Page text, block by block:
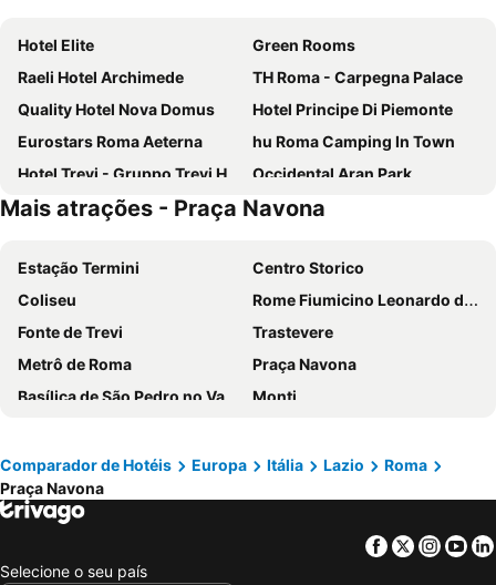
Hotel Elite
Green Rooms
Raeli Hotel Archimede
TH Roma - Carpegna Palace
Quality Hotel Nova Domus
Hotel Principe Di Piemonte
Eurostars Roma Aeterna
hu Roma Camping In Town
Hotel Trevi - Gruppo Trevi Hotels
Occidental Aran Park
Hotel Gioberti
Excel Roma Montemario
Exe International Palace
Raeli Hotel Regio
Hotel Roma Tor Vergata
Trilussa Palace Hotel Congress & Spa
Hotel Mosaic Central Rome
Roma Palace Suite
H10 Roma Città
Hotel Taormina
Occidental Aurelia
Hotel Villa Rosa
Hotel Caravel
Moderno Hotel Roma
Hotel Giglio Dell'Opera
Hotel Accademia
Hotel Napoleon
Mais atrações - Praça Navona
Estação Termini
Centro Storico
Coliseu
Rome Fiumicino Leonardo da Vinci International Airport
Fonte de Trevi
Trastevere
Metrô de Roma
Praça Navona
Basílica de São Pedro no Vaticano
Monti
Praça de Espanha
Prati
Panteão
Naples Central Station
International Airport Roma Ciampino
Comparador de Hotéis Europa Itália Lazio
Roma
Praça Navona
Facebook
Twitter
Selecione o seu país